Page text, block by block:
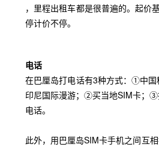
，里程出租车都是很普遍的。起价
停计价不停。
电话
在巴厘岛打电话有3种方式：①中国
印尼国际漫游；②买当地SIM卡；③
电话。
此外， 用巴厘岛SIM卡手机之间互